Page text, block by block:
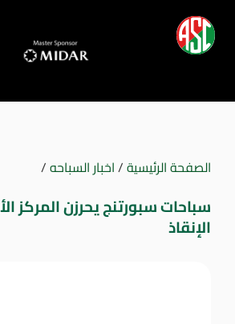
الصفحة الرئيسية/اخبار السباحه/
سباحات سبورتنج يحرزن المركز
الإنقاذ